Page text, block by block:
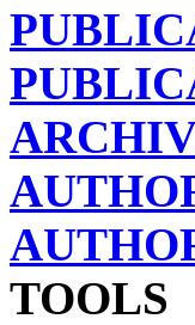
TOOLS